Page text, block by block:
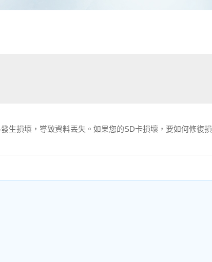
生損壞，導致資料丟失。如果您的SD卡損壞，要如何修復